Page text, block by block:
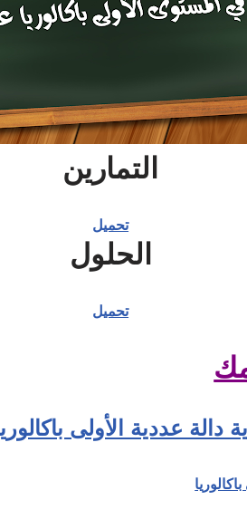
التمارين
تحميل
الحلول
تحميل
عددية الأولى